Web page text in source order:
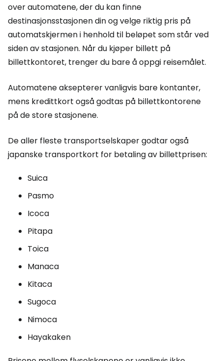
over automatene, der du kan finne
destinasjonsstasjonen din og velge riktig pris på
automatskjermen i henhold til beløpet som står ved
siden av stasjonen. Når du kjøper billett på
billettkontoret, trenger du bare å oppgi reisemålet.
Automatene aksepterer vanligvis bare kontanter,
mens kredittkort også godtas på billettkontorene
på de store stasjonene.
De aller fleste transportselskaper godtar også
japanske transportkort for betaling av billettprisen:
Suica
Pasmo
Icoca
Pitapa
Toica
Manaca
Kitaca
Sugoca
Nimoca
Hayakaken